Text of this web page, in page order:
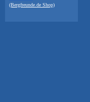
(Bergfreunde.de Shop)